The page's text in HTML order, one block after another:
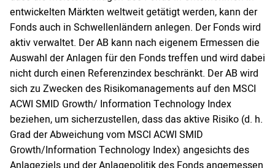
entwickelten Märkten weltweit getätigt werden, kann der
Fonds auch in Schwellenländern anlegen. Der Fonds wird
aktiv verwaltet. Der AB kann nach eigenem Ermessen die
Auswahl der Anlagen für den Fonds treffen und wird dabei
nicht durch einen Referenzindex beschränkt. Der AB wird
sich zu Zwecken des Risikomanagements auf den MSCI
ACWI SMID Growth/ Information Technology Index
beziehen, um sicherzustellen, dass das aktive Risiko (d. h.
Grad der Abweichung vom MSCI ACWI SMID
Growth/Information Technology Index) angesichts des